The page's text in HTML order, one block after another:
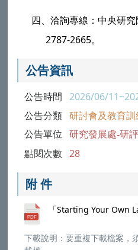
四、洽詢專線：中央研究
2787-2665。
公告資訊
公告時間 2026/06/
公告分類 研討會及教育訓
公告單位 研究發展處-研
點閱次數 28
附 件
「Starting Your Own
下載說明：要重複下載檔案，